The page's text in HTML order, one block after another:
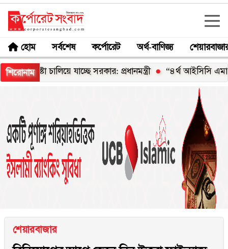
হোম সর্বশেষ কর্পোরেট অর্থ-বাণিজ্য
শিরোনাম
চালিয়ে যাচ্ছে সরকার: প্রধানমন্ত্রী “৪র্থ আইসিসি এমার্জিং
শেয়ারবাজার